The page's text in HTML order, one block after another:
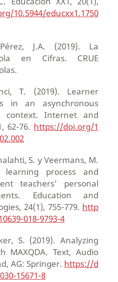
10.5944/educxx1.1750
J.A. (2019). La
en Cifras. CRUE
T. (2019). Learner
in an asynchronous
context. Internet and
62-76. https://doi.org/1
S. y Veermans, M.
process and
teachers’ personal
Education and
24(1), 755-779. http
018-9793-4
S. (2019). Analyzing
MAXQDA. Text, Audio
AG: Springer. https://d
15671-8